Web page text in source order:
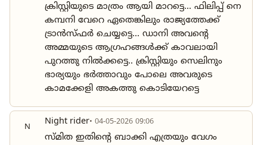
ക്രിസ്റ്റിയുടെ മാത്രം ആയി മാറട്ടെ... ഫിലിപ്പ് നെ
കമ്പനി വേറെ ഏതെങ്കിലും രാജ്യത്തേക്ക്
ട്രാൻസ്ഫർ ചെയ്യട്ടെ... ഡാനി അവന്റെ
അമ്മയുടെ ആഗ്രഹങ്ങൾക്ക് കാവലായി
പുറത്തു നിൽക്കട്ടെ.. ക്രിസ്റ്റിയും സെലിനും
ഭാര്യയും ഭർത്താവും പോലെ അവരുടെ
കാമക്കേളി അകത്തു കൊടിയേറട്ടെ
N Night rider• 04-05-2026 09:06
സ്മിത ഇതിന്റെ ബാക്കി എത്രയും വേഗം